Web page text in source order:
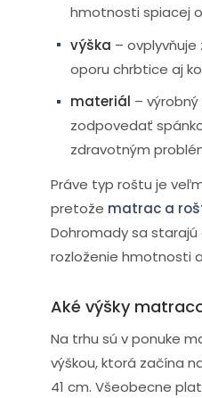
hmotnosti spiacej
výška –
oporu chrbtice aj
materiál –
zodpovedať
zdravotným
Práve typ roštu je
pretože matrac a
Dohromady sa
rozloženie hmotnosti
Aké výšky
Na trhu sú v ponuke
výškou, ktorá začína
41 cm. Všeobecne